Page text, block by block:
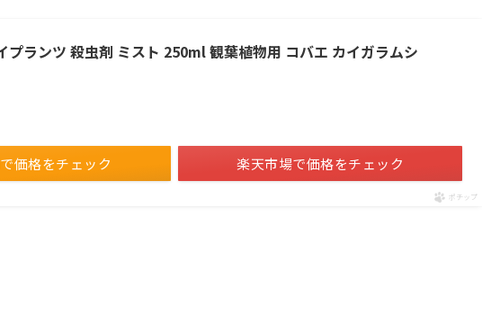
プランツ 殺虫剤 ミスト 250ml 観葉植物用 コバエ カイガラムシ
価格をチェック 楽天市場で価格をチェック
ポチップ